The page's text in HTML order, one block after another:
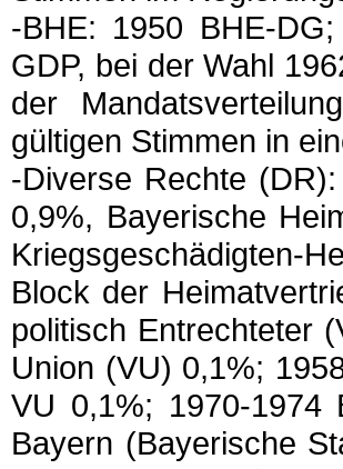
-BHE: 1950 BHE-
GDP, bei der Wahl
der
gültigen Stimmen in
-Diverse Rechte
0,9%, Bayerische
Block der
politisch Entrechteter
Union (VU) 0,1%;
VU 0,1%; 1970-1974
Bayern (Bayerische